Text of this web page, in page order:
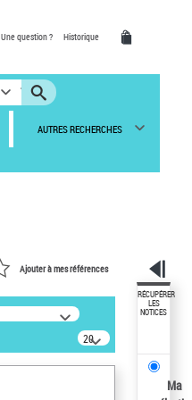
Une question ? Historique
AUTRES RECHERCHES
Ajouter à mes références
20
résultats/page
RÉCUPÉRER
LES
NOTICES
Ma